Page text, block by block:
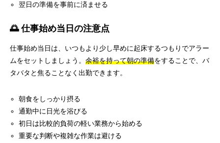
翌日の準備を事前に済ませる
🌅 仕事始め当日の注意点
仕事始め当日は、いつもより少し早めに起床するつもりでアラー
ムをセットしましょう。 余裕を持って朝の準備をすることで、バ
タバタと焦ることなく出勤できます。
朝食をしっかり摂る
通勤中に日光を浴びる
初日は比較的負荷の軽い業務から始める
重要な判断や複雑な作業は避ける